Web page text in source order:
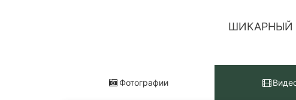
ШИКАРНЫЙ
Фотографии